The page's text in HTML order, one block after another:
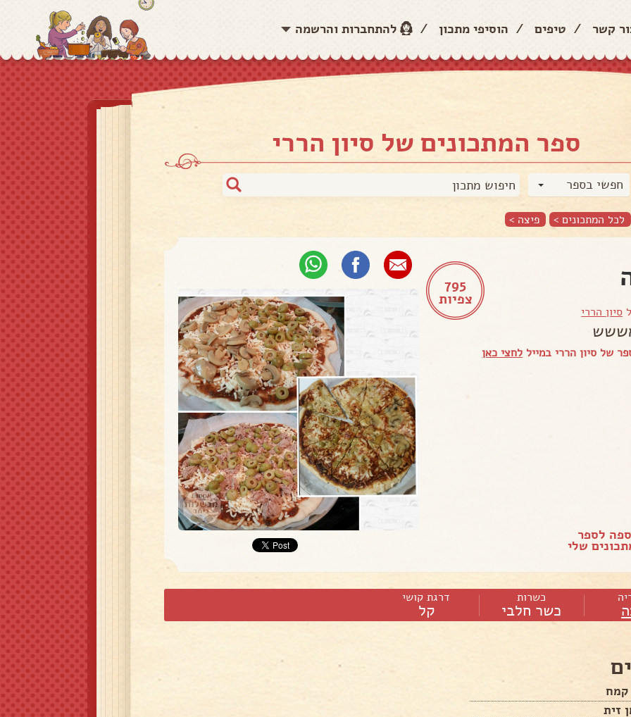
קשר / טיפים / הוסיפי מתכון / להתחברות והרשמה
ספר המתכונים של סיון הררי
חפשי בספר
לכל המתכונים > פיצה >
795
צפיות
סיון הררי
של סיון הררי במייל לחצי כאן
לספר
שלי
כשרות
כשר חלבי
דרגת קושי
קל